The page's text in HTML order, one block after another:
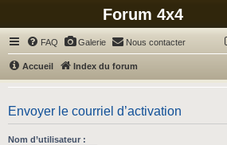
Forum 4x4
FAQ Galerie Nous contacter
Accueil Index du forum
Envoyer le courriel d’activation
Nom d’utilisateur :